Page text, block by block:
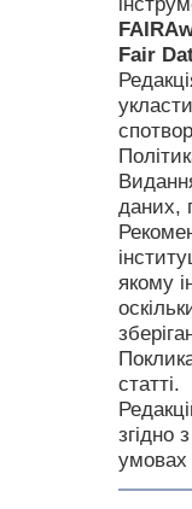
Fair
даних,
якому
статті.
згідно
умовах